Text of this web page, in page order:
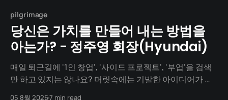
pilgrimage
당신은 가치를 만들어 내는 방법을
아는가? - 정주영 회장(Hyundai)
매일 퇴근길에 '1인 창업', '사이드 프로젝트', '부업'을 검색
만 하고 있지는 않나요? 머릿속에는 기발한 아이디어가 넘
05 8월 20267 min read